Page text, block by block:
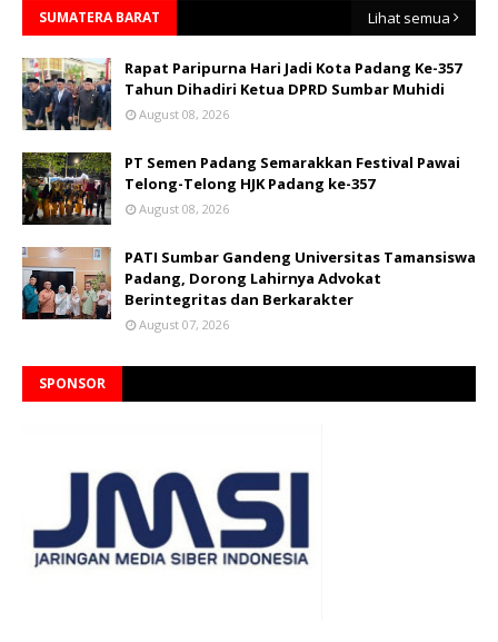
SUMATERA BARAT Lihat semua
Rapat Paripurna Hari Jadi Kota Padang Ke-357
Tahun Dihadiri Ketua DPRD Sumbar Muhidi
August 08, 2026
PT Semen Padang Semarakkan Festival Pawai
Telong-Telong HJK Padang ke-357
August 08, 2026
PATI Sumbar Gandeng Universitas Tamansiswa
Padang, Dorong Lahirnya Advokat
Berintegritas dan Berkarakter
August 07, 2026
SPONSOR